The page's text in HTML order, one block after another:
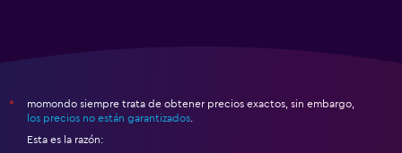
*
momondo siempre trata de obtener precios exactos, sin embargo,
los precios no están garantizados
Esta es la razón: